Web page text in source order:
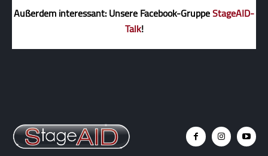
Außerdem interessant: Unsere Facebook-GruppeStageAID-
Talk!